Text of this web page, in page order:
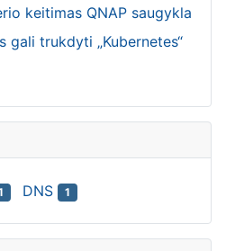
keitimas QNAP saugykla
gali trukdyti „Kubernetes“
DNS 1